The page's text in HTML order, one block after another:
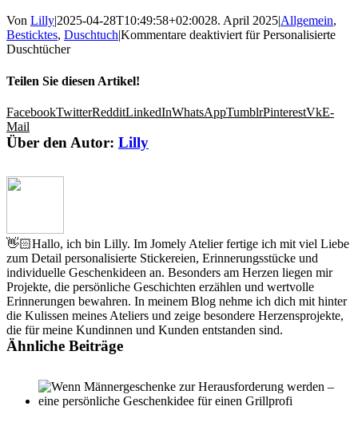
Von Lilly|2025-04-28T10:49:58+02:0028. April 2025|Allgemein,
Besticktes, Duschtuch|Kommentare deaktiviertfür Personalisierte
Duschtücher
Teilen Sie diesen Artikel!
FacebookTwitterRedditLinkedInWhatsAppTumblrPinterestVkE-
Mail
Über den Autor: Lilly
👋🏻Hallo, ich bin Lilly. Im Jomely Atelier fertige ich mit viel Liebe
zum Detail personalisierte Stickereien, Erinnerungsstücke und
individuelle Geschenkideen an. Besonders am Herzen liegen mir
Projekte, die persönliche Geschichten erzählen und wertvolle
Erinnerungen bewahren. In meinem Blog nehme ich dich mit hinter
die Kulissen meines Ateliers und zeige besondere Herzensprojekte,
die für meine Kundinnen und Kunden entstanden sind.
Ähnliche Beiträge